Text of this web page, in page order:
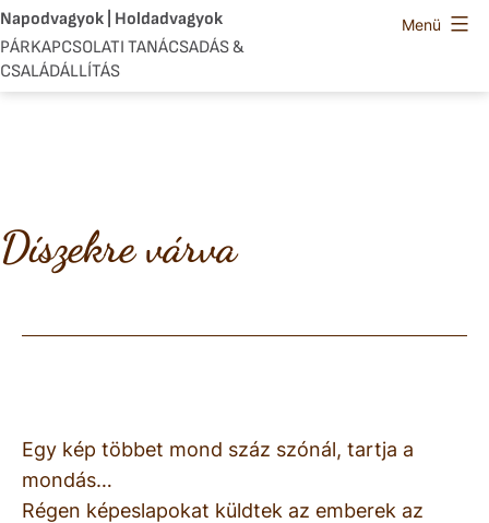
Ugrás
a
tartalomhoz
Napodvagyok | Holdadvagyok
PÁRKAPCSOLATI TANÁCSADÁS &
CSALÁDÁLLÍTÁS
Menü
Díszekre várva
Egy kép többet mond száz szónál, tartja a
mondás…
Régen képeslapokat küldtek az emberek az